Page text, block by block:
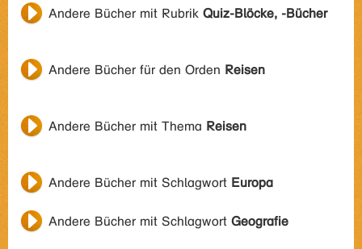
Andere Bücher mit Rubrik Quiz-Blöcke, -Bücher
Andere Bücher für den Orden Reisen
Andere Bücher mit Thema Reisen
Andere Bücher mit Schlagwort Europa
Andere Bücher mit Schlagwort Geografie